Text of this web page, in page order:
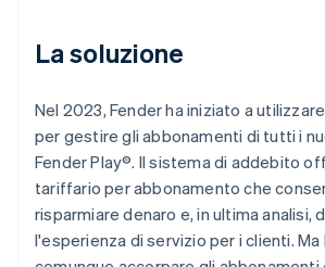
La soluzione
Nel 2023, Fender ha iniziato a
per gestire gli abbonamenti di tutti i
Fender Play®. Il sistema di addebito
tariffario per abbonamento che
risparmiare denaro e, in ultima analisi,
l'esperienza di servizio per i clienti. Ma